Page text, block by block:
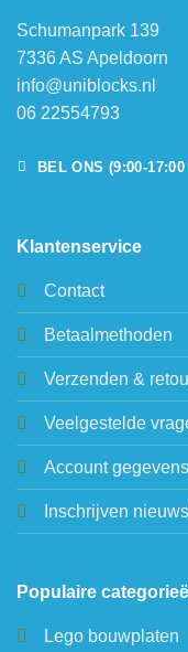
Schumanpark 139
7336 AS Apeldoorn
info@uniblocks.nl
06 22554793
BEL ONS (9:00-
Klantenservice
Contact
Betaalmethoden
Verzenden &
Veelgestelde
Account gegevens
Inschrijven
Populaire
Lego bouwplaten